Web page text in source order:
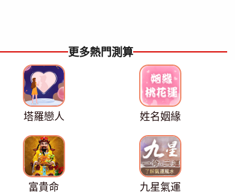
更多熱門測算
塔羅戀人 姓名姻緣
富貴命 九星氣運